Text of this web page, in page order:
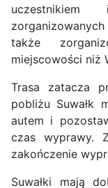
uczestnikiem
także
miejscowości niż
Trasa zatacza
pobliżu Suwałk
autem i
czas wyprawy.
zakończenie
Suwałki mają